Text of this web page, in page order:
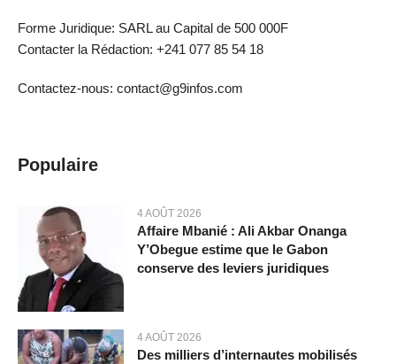
Forme Juridique: SARL au Capital de 500 000F
Contacter la Rédaction: +241 077 85 54 18
Contactez-nous: contact@g9infos.com
Populaire
4 AOÛT 2026
Affaire Mbanié : Ali Akbar Onanga
Y’Obegue estime que le Gabon
conserve des leviers juridiques
4 AOÛT 2026
Des milliers d’internautes mobilisés